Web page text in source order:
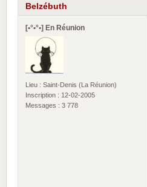
Belzébuth
[•°•°•] En Réunion
Lieu : Saint-Denis (La Réunion)
Inscription : 12-02-2005
Messages : 3 778